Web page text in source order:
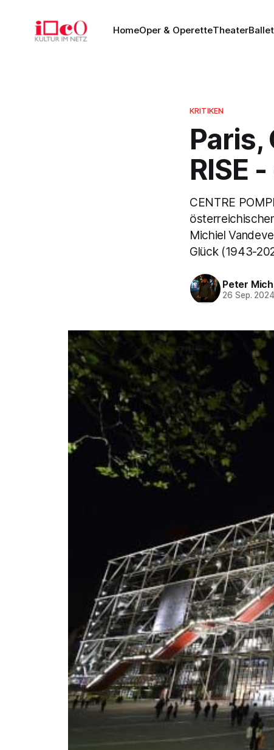
HomeOper & OperetteTheater
KRITIKEN
Paris,
RISE
CENTRE
Michiel
Glück (1943-
Peter
26 Sep. 2024